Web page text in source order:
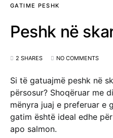
GATIME PESHK
Peshk në
2 SHARES NO COMMENTS
Si të gatuajmë peshk në
përsosur? Shoqëruar me
mënyra juaj e preferuar e
gatim është ideal edhe
apo salmon.